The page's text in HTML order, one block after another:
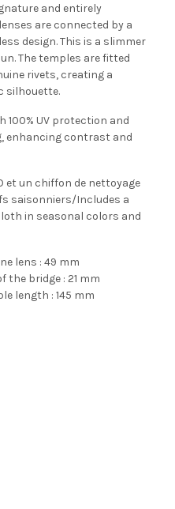
and entirely
are connected by a
design. This is a slimmer
The temples are fitted
rivets, creating a
silhouette.
100% UV protection and
enhancing contrast and
et un chiffon de nettoyage
saisonniers/Includes a
in seasonal colors and
lens : 49 mm
the bridge : 21 mm
length : 145 mm